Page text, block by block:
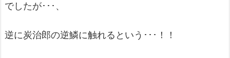
でしたが･･･、
逆に炭治郎の逆鱗に触れるという･･･！！